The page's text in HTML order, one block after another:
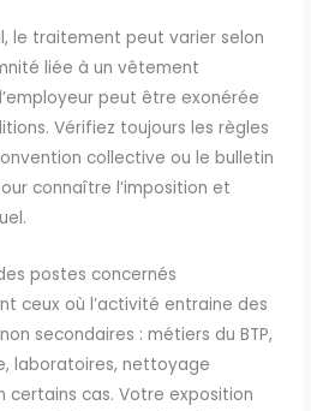
le traitement peut varier selon
liée à un vêtement
peut être exonérée
Vérifiez toujours les règles
collective ou le bulletin
connaître l’imposition et
postes concernés
ceux où l’activité entraine des
secondaires : métiers du BTP,
laboratoires, nettoyage
certains cas. Votre exposition